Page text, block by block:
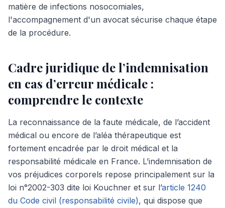
matière de infections nosocomiales,
l'accompagnement d'un avocat sécurise chaque étape
de la procédure.
Cadre juridique de l’indemnisation
en cas d’erreur médicale :
comprendre le contexte
La reconnaissance de la faute médicale, de l’accident
médical ou encore de l’aléa thérapeutique est
fortement encadrée par le droit médical et la
responsabilité médicale en France. L’indemnisation de
vos préjudices corporels repose principalement sur la
loi n°2002-303 dite loi Kouchner et sur l’article 1240
du Code civil (responsabilité civile), qui dispose que